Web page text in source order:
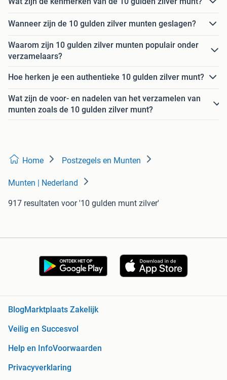
Wanneer zijn de 10 gulden zilver munten geslagen?
Waarom zijn 10 gulden zilver munten populair onder
verzamelaars?
Hoe herken je een authentieke 10 gulden zilver munt?
Wat zijn de voor- en nadelen van het verzamelen van
munten zoals de 10 gulden zilver munt?
Home Postzegels en Munten
Munten | Nederland
917 resultaten voor '10 gulden munt zilver'
BlogMarktplaats Zakelijk
Veilig en Succesvol
Help en InfoVoorwaarden
Privacyverklaring